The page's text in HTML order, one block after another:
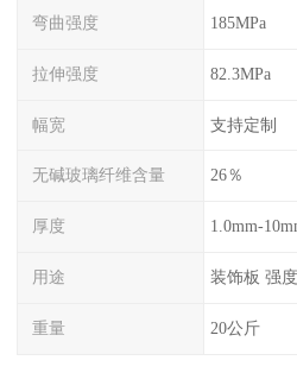
弯曲强度 185MPa
拉伸强度 82.3MPa
幅宽 支持定制
无碱玻璃纤维含量 26％
厚度 1.0mm-
用途 装饰板 强
重量 20公斤